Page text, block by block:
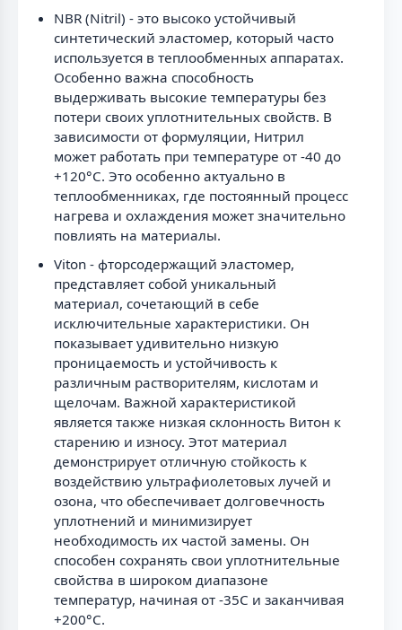
NBR (Nitril) - это высоко устойчивый
синтетический эластомер, который часто
используется в теплообменных аппаратах.
Особенно важна способность
выдерживать высокие температуры без
потери своих уплотнительных свойств. В
зависимости от формуляции, Нитрил
может работать при температуре от -40 до
+120°C. Это особенно актуально в
теплообменниках, где постоянный процесс
нагрева и охлаждения может значительно
повлиять на материалы.
Viton - фторсодержащий эластомер,
представляет собой уникальный
материал, сочетающий в себе
исключительные характеристики. Он
показывает удивительно низкую
проницаемость и устойчивость к
различным растворителям, кислотам и
щелочам. Важной характеристикой
является также низкая склонность Витон к
старению и износу. Этот материал
демонстрирует отличную стойкость к
воздействию ультрафиолетовых лучей и
озона, что обеспечивает долговечность
уплотнений и минимизирует
необходимость их частой замены. Он
способен сохранять свои уплотнительные
свойства в широком диапазоне
температур, начиная от -35C и заканчивая
+200°C.